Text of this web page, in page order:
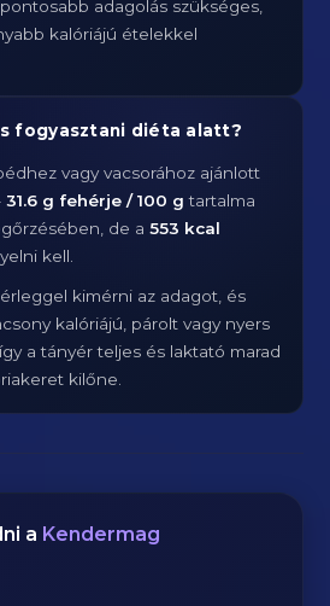
adagolás szükséges,
kalóriájú ételekkel
fogyasztani diéta alatt?
vagy vacsorához ajánlott
31.6 g fehérje / 100 g tartalma
de a553 kcal
kell.
kimérni az adagot, és
kalóriájú, párolt vagy nyers
a tányér teljes és laktató marad
kilőne.
a Kendermag